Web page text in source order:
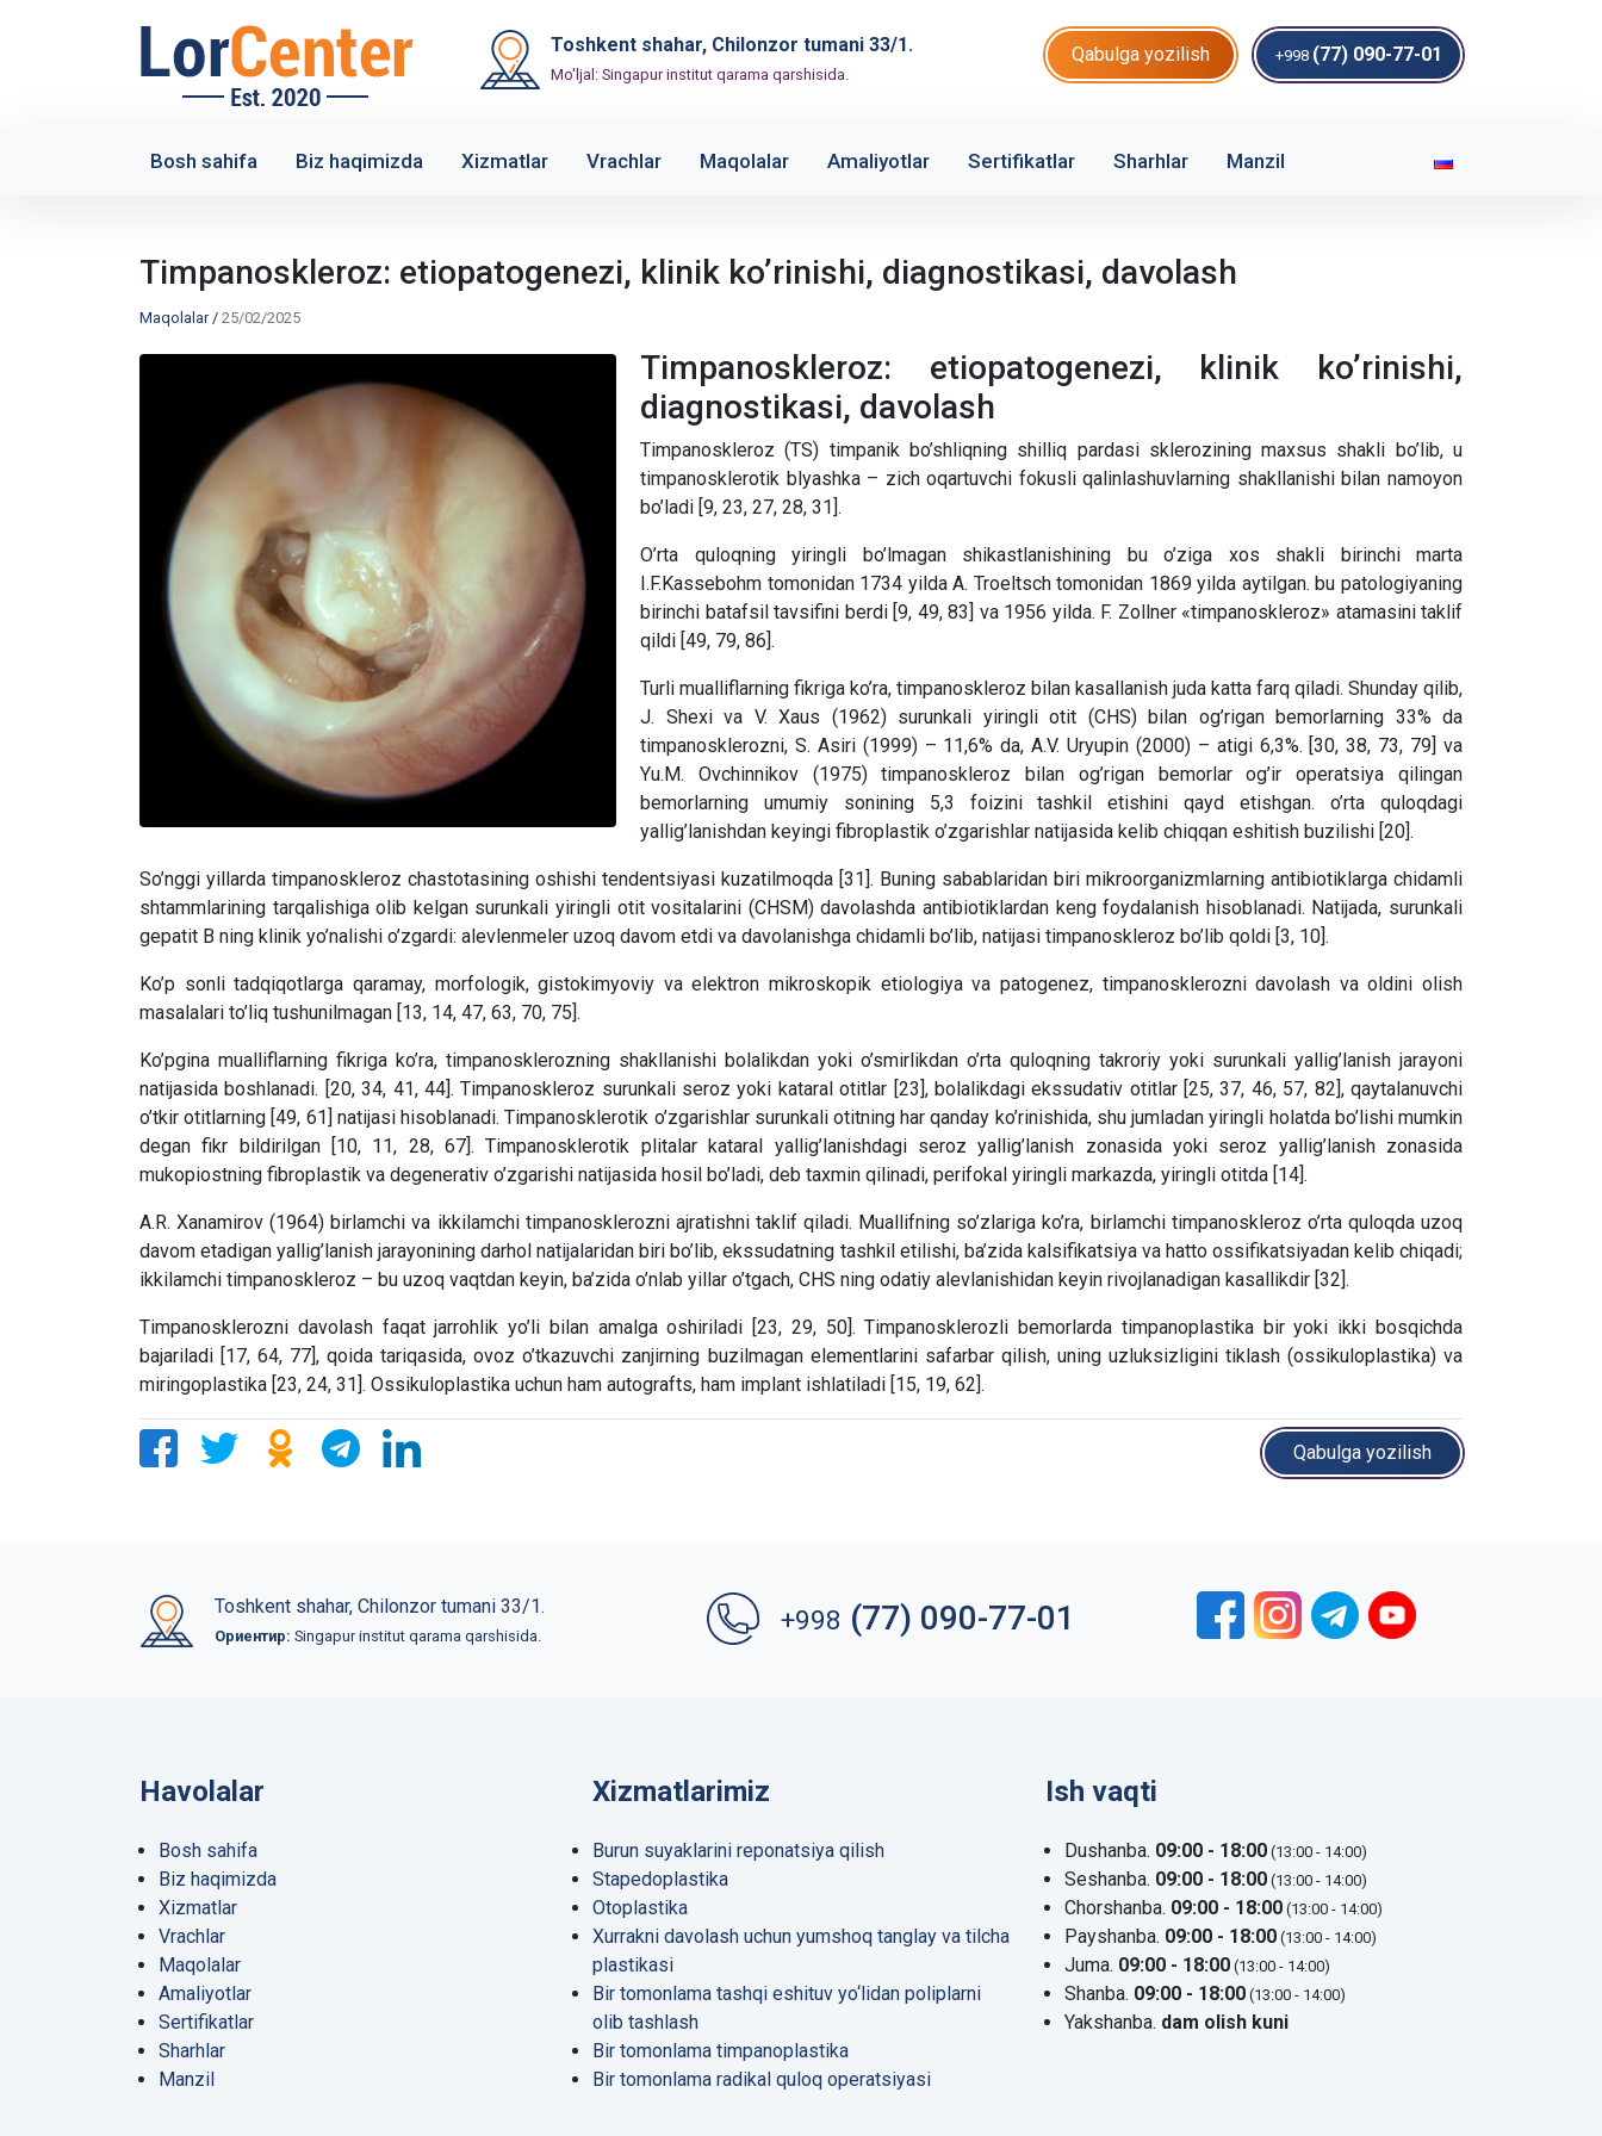
Toshkent shahar, Chilonzor tumani 33/1.
Mo'ljal: Singapur institut qarama qarshisida.
Qabulga yozilish +998 (77) 090-77-01
Bosh sahifa Biz haqimizda Xizmatlar Vrachlar Maqolalar Amaliyotlar Sertifikatlar Sharhlar Manzil
Timpanoskleroz: etiopatogenezi, klinik ko’rinishi, diagnostikasi, davolash
Maqolalar/ 25/02/2025
Timpanoskleroz: etiopatogenezi, klinik ko’rinishi,
diagnostikasi, davolash
Timpanoskleroz (TS) timpanik bo’shliqning shilliq pardasi sklerozining maxsus shakli bo’lib, u
timpanosklerotik blyashka – zich oqartuvchi fokusli qalinlashuvlarning shakllanishi bilan namoyon
bo’ladi [9, 23, 27, 28, 31].
O’rta quloqning yiringli bo’lmagan shikastlanishining bu o’ziga xos shakli birinchi marta
I.F.Kassebohm tomonidan 1734 yilda A. Troeltsch tomonidan 1869 yilda aytilgan. bu patologiyaning
birinchi batafsil tavsifini berdi [9, 49, 83] va 1956 yilda. F. Zollner «timpanoskleroz» atamasini taklif
qildi [49, 79, 86].
Turli mualliflarning fikriga ko’ra, timpanoskleroz bilan kasallanish juda katta farq qiladi. Shunday qilib,
J. Shexi va V. Xaus (1962) surunkali yiringli otit (CHS) bilan og’rigan bemorlarning 33% da
timpanosklerozni, S. Asiri (1999) – 11,6% da, A.V. Uryupin (2000) – atigi 6,3%. [30, 38, 73, 79] va
Yu.M. Ovchinnikov (1975) timpanoskleroz bilan og’rigan bemorlar og’ir operatsiya qilingan
bemorlarning umumiy sonining 5,3 foizini tashkil etishini qayd etishgan. o’rta quloqdagi
yallig’lanishdan keyingi fibroplastik o’zgarishlar natijasida kelib chiqqan eshitish buzilishi [20].
So’nggi yillarda timpanoskleroz chastotasining oshishi tendentsiyasi kuzatilmoqda [31]. Buning sabablaridan biri mikroorganizmlarning antibiotiklarga chidamli
shtammlarining tarqalishiga olib kelgan surunkali yiringli otit vositalarini (CHSM) davolashda antibiotiklardan keng foydalanish hisoblanadi. Natijada, surunkali
gepatit B ning klinik yo’nalishi o’zgardi: alevlenmeler uzoq davom etdi va davolanishga chidamli bo’lib, natijasi timpanoskleroz bo’lib qoldi [3, 10].
Ko’p sonli tadqiqotlarga qaramay, morfologik, gistokimyoviy va elektron mikroskopik etiologiya va patogenez, timpanosklerozni davolash va oldini olish
masalalari to’liq tushunilmagan [13, 14, 47, 63, 70, 75].
Ko’pgina mualliflarning fikriga ko’ra, timpanosklerozning shakllanishi bolalikdan yoki o’smirlikdan o’rta quloqning takroriy yoki surunkali yallig’lanish jarayoni
natijasida boshlanadi. [20, 34, 41, 44]. Timpanoskleroz surunkali seroz yoki kataral otitlar [23], bolalikdagi ekssudativ otitlar [25, 37, 46, 57, 82], qaytalanuvchi
o’tkir otitlarning [49, 61] natijasi hisoblanadi. Timpanosklerotik o’zgarishlar surunkali otitning har qanday ko’rinishida, shu jumladan yiringli holatda bo’lishi mumkin
degan fikr bildirilgan [10, 11, 28, 67]. Timpanosklerotik plitalar kataral yallig’lanishdagi seroz yallig’lanish zonasida yoki seroz yallig’lanish zonasida
mukopiostning fibroplastik va degenerativ o’zgarishi natijasida hosil bo’ladi, deb taxmin qilinadi, perifokal yiringli markazda, yiringli otitda [14].
A.R. Xanamirov (1964) birlamchi va ikkilamchi timpanosklerozni ajratishni taklif qiladi. Muallifning so’zlariga ko’ra, birlamchi timpanoskleroz o’rta quloqda uzoq
davom etadigan yallig’lanish jarayonining darhol natijalaridan biri bo’lib, ekssudatning tashkil etilishi, ba’zida kalsifikatsiya va hatto ossifikatsiyadan kelib chiqadi;
ikkilamchi timpanoskleroz – bu uzoq vaqtdan keyin, ba’zida o’nlab yillar o’tgach, CHS ning odatiy alevlanishidan keyin rivojlanadigan kasallikdir [32].
Timpanosklerozni davolash faqat jarrohlik yo’li bilan amalga oshiriladi [23, 29, 50]. Timpanosklerozli bemorlarda timpanoplastika bir yoki ikki bosqichda
bajariladi [17, 64, 77], qoida tariqasida, ovoz o’tkazuvchi zanjirning buzilmagan elementlarini safarbar qilish, uning uzluksizligini tiklash (ossikuloplastika) va
miringoplastika [23, 24, 31]. Ossikuloplastika uchun ham autografts, ham implant ishlatiladi [15, 19, 62].
Qabulga yozilish
Toshkent shahar, Chilonzor tumani 33/1.
Ориентир: Singapur institut qarama qarshisida.
+998 (77) 090-77-01
Havolalar
Bosh sahifa
Biz haqimizda
Xizmatlar
Vrachlar
Maqolalar
Amaliyotlar
Sertifikatlar
Sharhlar
Manzil
Xizmatlarimiz
Burun suyaklarini reponatsiya qilish
Stapedoplastika
Otoplastika
Xurrakni davolash uchun yumshoq tanglay va tilcha
plastikasi
Bir tomonlama tashqi eshituv yo‘lidan poliplarni
olib tashlash
Bir tomonlama timpanoplastika
Bir tomonlama radikal quloq operatsiyasi
Ish vaqti
Dushanba. 09:00 - 18:00 (13:00 - 14:00)
Seshanba. 09:00 - 18:00 (13:00 - 14:00)
Chorshanba. 09:00 - 18:00 (13:00 - 14:00)
Payshanba. 09:00 - 18:00 (13:00 - 14:00)
Juma. 09:00 - 18:00 (13:00 - 14:00)
Shanba. 09:00 - 18:00 (13:00 - 14:00)
Yakshanba. dam olish kuni